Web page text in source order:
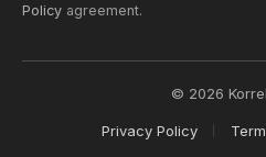
Policy agreement.
© 2026
Privacy Policy